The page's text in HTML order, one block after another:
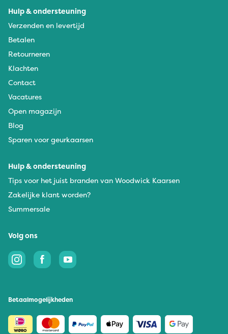
Hulp & ondersteuning
Verzenden en levertijd
Betalen
Retourneren
Klachten
Contact
Vacatures
Open magazijn
Blog
Sparen voor geurkaarsen
Hulp & ondersteuning
Tips voor het juist branden van Woodwick Kaarsen
Zakelijke klant worden?
Summersale
Volg ons
Betaalmogelijkheden